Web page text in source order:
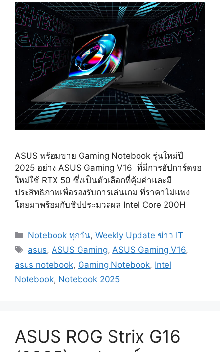
ASUS พร้อมขาย Gaming Notebook รุ่นใหม่ปี
2025 อย่าง ASUS Gaming V16 ที่มีการอัปการ์ดจอ
ใหม่ใช้ RTX 50 ซึ่งเป็นตัวเลือกที่คุ้มค่าและมี
ประสิทธิภาพเพื่อรองรับการเล่นเกม ที่ราคาไม่แพง
โดยมาพร้อมกับชิปประมวลผล Intel Core 200H
Categories
Notebook ทุกวัน,Weekly Update ข่าว IT
Tags
asus, ASUS Gaming, ASUS Gaming V16,
asus notebook, Gaming Notebook, Intel
Notebook, Notebook 2025
ASUS ROG Strix G16